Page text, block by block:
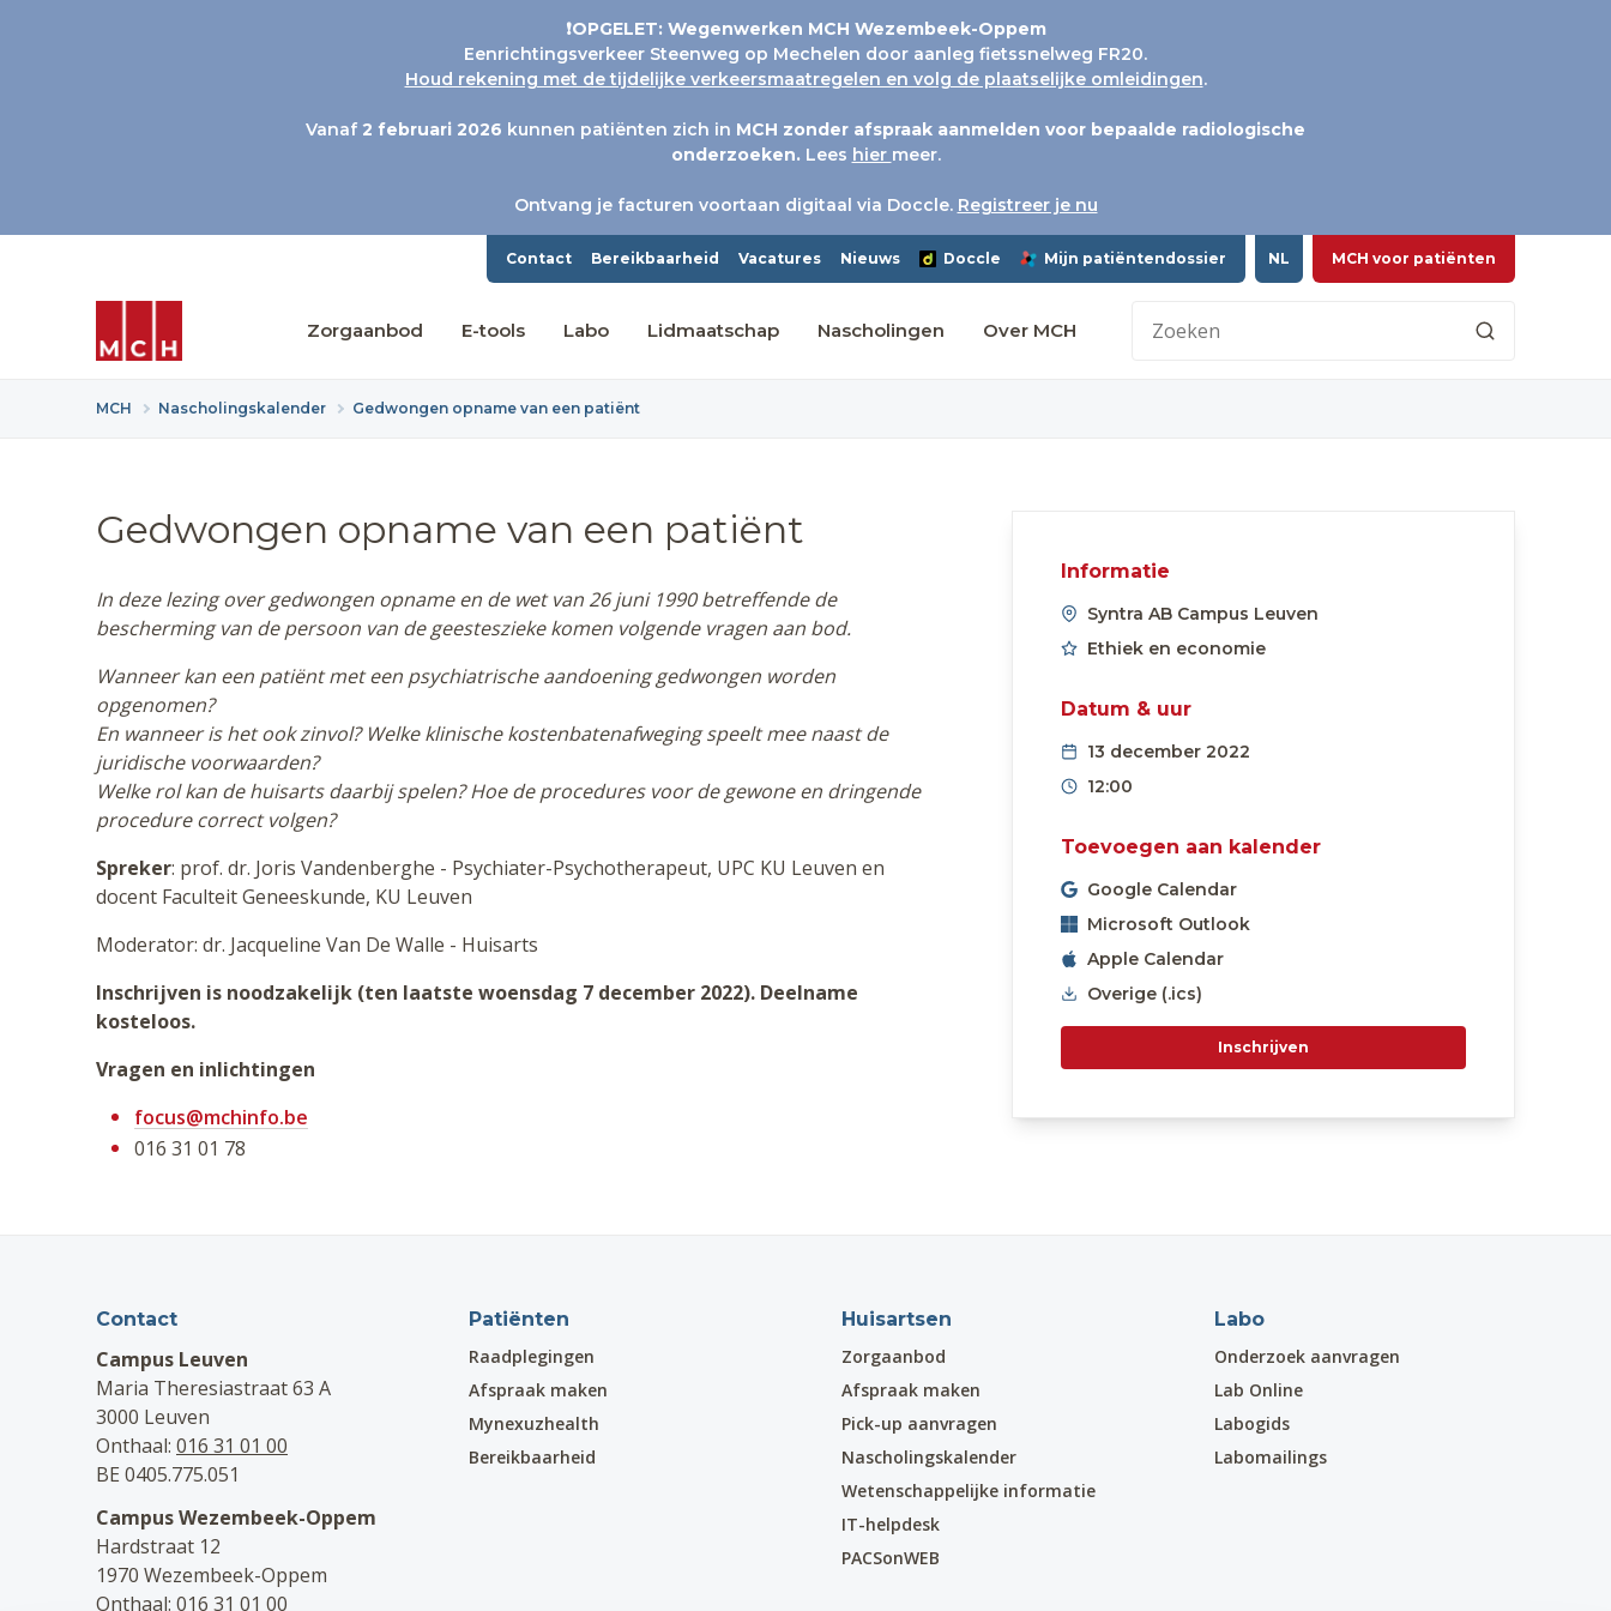
❗OPGELET: Wegenwerken MCH Wezembeek-Oppem
Eenrichtingsverkeer Steenweg op Mechelen door aanleg fietssnelweg FR20.
Houd rekening met de tijdelijke verkeersmaatregelen en volg de plaatselijke omleidingen.
Vanaf 2 februari 2026 kunnen patiënten zich in MCH zonder afspraak aanmelden voor bepaalde radiologische
onderzoeken. Lees hier meer.
Ontvang je facturen voortaan digitaal via Doccle. Registreer je nu
Contact Bereikbaarheid Vacatures Nieuws Doccle Mijn patiëntendossier NL MCH voor patiënten
Zorgaanbod E-tools Labo Lidmaatschap Nascholingen Over MCH
MCH Nascholingskalender Gedwongen opname van een patiënt
Gedwongen opname van een patiënt
In deze lezing over gedwongen opname en de wet van 26 juni 1990 betreffende de
bescherming van de persoon van de geesteszieke komen volgende vragen aan bod.
Wanneer kan een patiënt met een psychiatrische aandoening gedwongen worden
opgenomen?
En wanneer is het ook zinvol? Welke klinische kostenbatenafweging speelt mee naast de
juridische voorwaarden?
Welke rol kan de huisarts daarbij spelen? Hoe de procedures voor de gewone en dringende
procedure correct volgen?
Spreker: prof. dr. Joris Vandenberghe - Psychiater-Psychotherapeut, UPC KU Leuven en
docent Faculteit Geneeskunde, KU Leuven
Moderator: dr. Jacqueline Van De Walle - Huisarts
Inschrijven is noodzakelijk (ten laatste woensdag 7 december 2022). Deelname
kosteloos.
Vragen en inlichtingen
focus@mchinfo.be
016 31 01 78
Informatie
Syntra AB Campus Leuven
Ethiek en economie
Datum & uur
13 december 2022
12:00
Toevoegen aan kalender
Google Calendar
Microsoft Outlook
Apple Calendar
Overige (.ics)
Inschrijven
Contact
Campus Leuven
Maria Theresiastraat 63 A
3000 Leuven
Onthaal: 016 31 01 00
BE 0405.775.051
Campus Wezembeek-Oppem
Hardstraat 12
1970 Wezembeek-Oppem
Onthaal: 016 31 01 00
Patiënten
Raadplegingen
Afspraak maken
Mynexuzhealth
Bereikbaarheid
Huisartsen
Zorgaanbod
Afspraak maken
Pick-up aanvragen
Nascholingskalender
Wetenschappelijke informatie
IT-helpdesk
PACSonWEB
Labo
Onderzoek aanvragen
Lab Online
Labogids
Labomailings